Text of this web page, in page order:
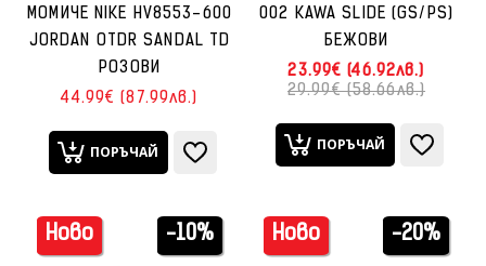
МОМИЧЕ NIKE HV8553-600
JORDAN OTDR SANDAL TD
РОЗОВИ
44.99€ (87.99лв.)
ПОРЪЧАЙ
002 KAWA SLIDE (GS/PS)
БЕЖОВИ
23.99€ (46.92лв.)
29.99€ (58.66лв.)
ПОРЪЧАЙ
-10%
Ново -20%
Ново